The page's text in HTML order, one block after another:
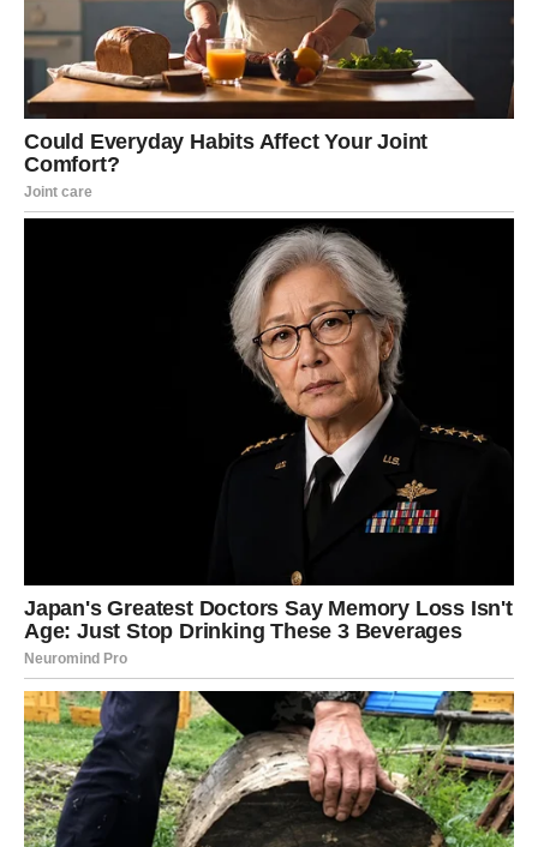
Ljubav vam mijenja budućnost
Pred vama su veoma uzbudljivi trenuci.
DJEVICA
Pred vama su dani tokom kojih ćete konačno prestati
Jedna osoba pokazuje vam iskrenost i pažnju kakvu dugo
Pred vama su veoma posebni emotivni trenuci.
Zvijezde vam donose veoma romantičan i sudbinski
period.
Ako ste slobodni, moguće je poznanstvo koje odmah
djeluje kao nešto što ste čekali cijelog života.
Ljubav vam potpuno mijenja život
Pred vama su trenuci koje ćete dugo pamtiti.